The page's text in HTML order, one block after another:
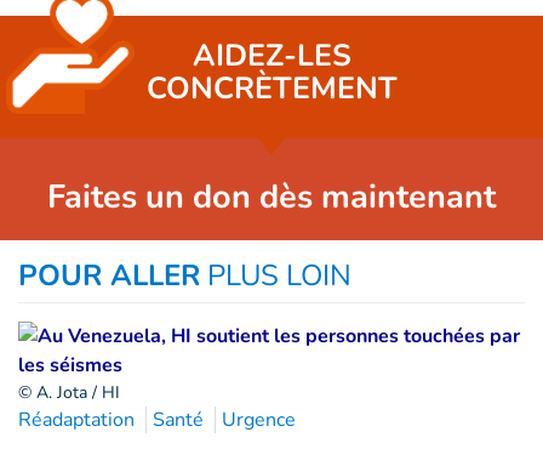
AIDEZ-LES
CONCRÈTEMENT
Faites un don dès maintenant
POUR ALLER PLUS LOIN
© A. Jota / HI
Réadaptation Santé Urgence